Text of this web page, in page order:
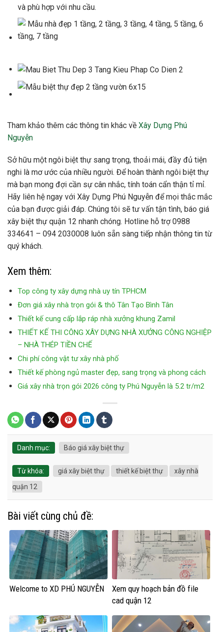
và phù hợp với nhu cầu.
Tham khảo thêm các thông tin khác về Xây Dựng Phú
Nguyễn
Sở hữu một ngôi biệt thự sang trọng, thoải mái, đầy đủ tiện
nghi là mơ ước của nhiều người. Để hoàn thành ngôi biệt thự
mà bạn mong đợi cần sự cân nhắc, tính toán cẩn thận tỉ mỉ.
Hãy liên hệ ngay với Xây Dựng Phú Nguyễn để mọi thắc mắc
của bạn được giải đáp. Chúng tôi sẽ tư vấn tận tình, báo giá
xây biệt thự quận 12 nhanh chóng. Hotline hỗ trợ0988
334641 – 094 2030008 luôn sẵn sàng tiếp nhận thông tin từ
quý khách.
Xem thêm:
Top công ty xây dựng nhà uy tín TPHCM
Đơn giá xây nhà trọn gói & thô Tân Tạo Bình Tân
Thiết kế cung cấp lắp ráp nhà xưởng khung Zamil
THIẾT KẾ THI CÔNG XÂY DỰNG NHÀ XƯỞNG CÔNG NGHIỆP
– NHÀ THÉP TIỀN CHẾ
Chi phí công vật tư xây nhà phố
Thiết kế phòng ngủ master đẹp, sang trọng và phong cách
Giá xây nhà trọn gói 2026 công ty Phú Nguyễn là 5.2 tr/m2
Danh mục: Báo giá xây biệt thự
Từ khóa: giá xây biệt thự thiết kế biệt thự
xây nhà
quận 12
Bài viết cùng chủ đề:
Welcome to XD PHÚ NGUYỄN
Xem quy hoạch bản đồ file
cad quận 12